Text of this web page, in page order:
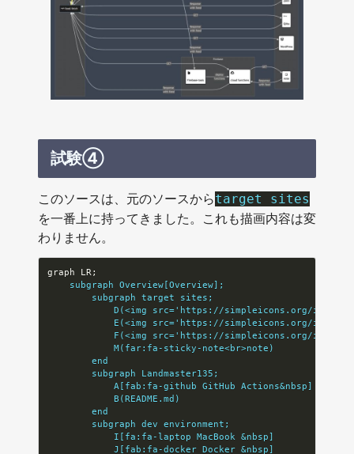
試験④
このソースは、元のソースからtarget sites
を一番上に持ってきました。これも描画内容は変
わりません。
    subgraph Overview[Overview];
        subgraph target sites;
D(<img src='https://simpleicons.org/icons/
E(<img src='https://simpleicons.org/icons/
F(<img src='https://simpleicons.org/icons/
            M(far:fa-sticky-note<br>note)
        end
        subgraph Landmaster135;
            A[fab:fa-github GitHub Actions&nbsp]
            B(README.md)
        end
        subgraph dev environment;
            I[fa:fa-laptop MacBook &nbsp]
            J[fab:fa-docker Docker &nbsp]